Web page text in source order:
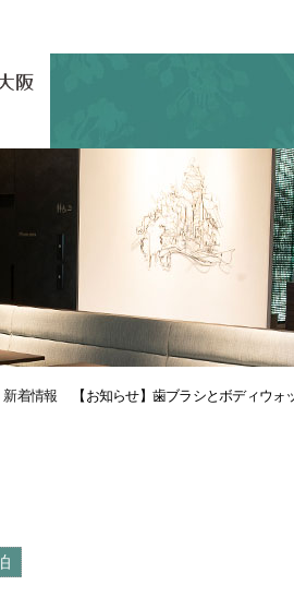
新着情報 【お知らせ】歯ブラシとボディウ